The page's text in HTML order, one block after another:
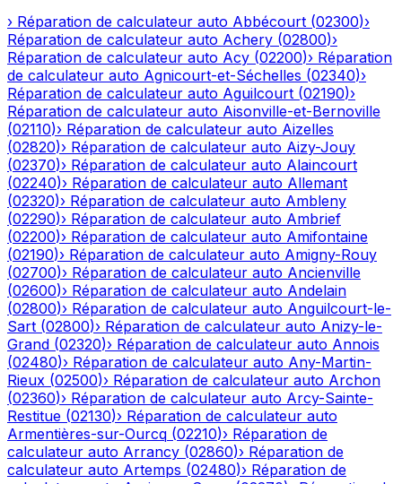
› Réparation de calculateur auto Abbécourt (02300)›
Réparation de calculateur auto Achery (02800)›
Réparation de calculateur auto Acy (02200)› Réparation
de calculateur auto Agnicourt-et-Séchelles (02340)›
Réparation de calculateur auto Aguilcourt (02190)›
Réparation de calculateur auto Aisonville-et-Bernoville
(02110)› Réparation de calculateur auto Aizelles
(02820)› Réparation de calculateur auto Aizy-Jouy
(02370)› Réparation de calculateur auto Alaincourt
(02240)› Réparation de calculateur auto Allemant
(02320)› Réparation de calculateur auto Ambleny
(02290)› Réparation de calculateur auto Ambrief
(02200)› Réparation de calculateur auto Amifontaine
(02190)› Réparation de calculateur auto Amigny-Rouy
(02700)› Réparation de calculateur auto Ancienville
(02600)› Réparation de calculateur auto Andelain
(02800)› Réparation de calculateur auto Anguilcourt-le-
Sart (02800)› Réparation de calculateur auto Anizy-le-
Grand (02320)› Réparation de calculateur auto Annois
(02480)› Réparation de calculateur auto Any-Martin-
Rieux (02500)› Réparation de calculateur auto Archon
(02360)› Réparation de calculateur auto Arcy-Sainte-
Restitue (02130)› Réparation de calculateur auto
Armentières-sur-Ourcq (02210)› Réparation de
calculateur auto Arrancy (02860)› Réparation de
calculateur auto Artemps (02480)› Réparation de